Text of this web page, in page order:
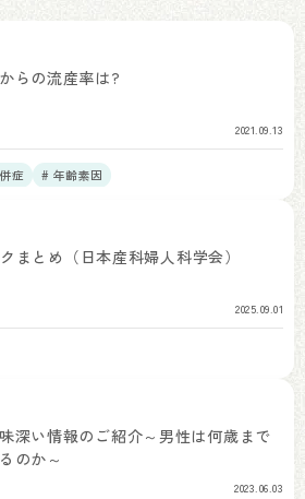
らの流産率は?
2021.09.13
症 # 年齢素因
まとめ（日本産科婦人科学会）
2025.09.01
深い情報のご紹介～男性は何歳まで
のか～
2023.06.03